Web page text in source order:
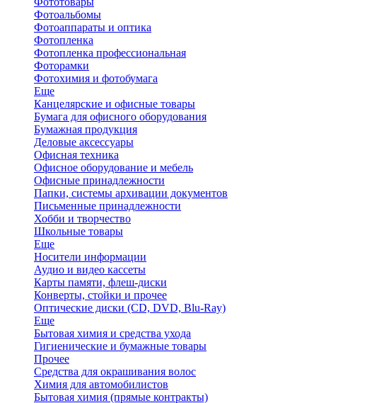
Фотоальбомы
Фотоаппараты и оптика
Фотопленка
Фотопленка профессиональная
Фоторамки
Фотохимия и фотобумага
Еще
Канцелярские и офисные товары
Бумага для офисного оборудования
Бумажная продукция
Деловые аксессуары
Офисная техника
Офисное оборудование и мебель
Офисные принадлежности
Папки, системы архивации документов
Письменные принадлежности
Хобби и творчество
Школьные товары
Еще
Носители информации
Аудио и видео кассеты
Карты памяти, флеш-диски
Конверты, стойки и прочее
Оптические диски (CD, DVD, Blu-Ray)
Еще
Бытовая химия и средства ухода
Гигиенические и бумажные товары
Прочее
Средства для окрашивания волос
Химия для автомобилистов
Бытовая химия (прямые контракты)